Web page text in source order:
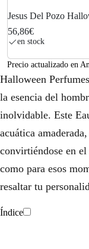
Jesus Del Pozo
56,86€
en stock
Precio actualizado en
Halloween
la esencia del
inolvidable. Este
acuática
convirtiéndose en
como para esos
resaltar tu
Índice